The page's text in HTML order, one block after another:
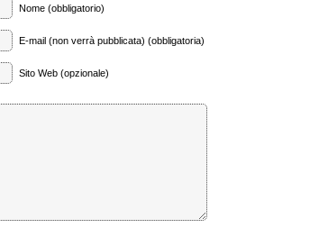
Nome (obbligatorio)
E-mail (non verrà pubblicata) (obbligatoria)
Sito Web (opzionale)